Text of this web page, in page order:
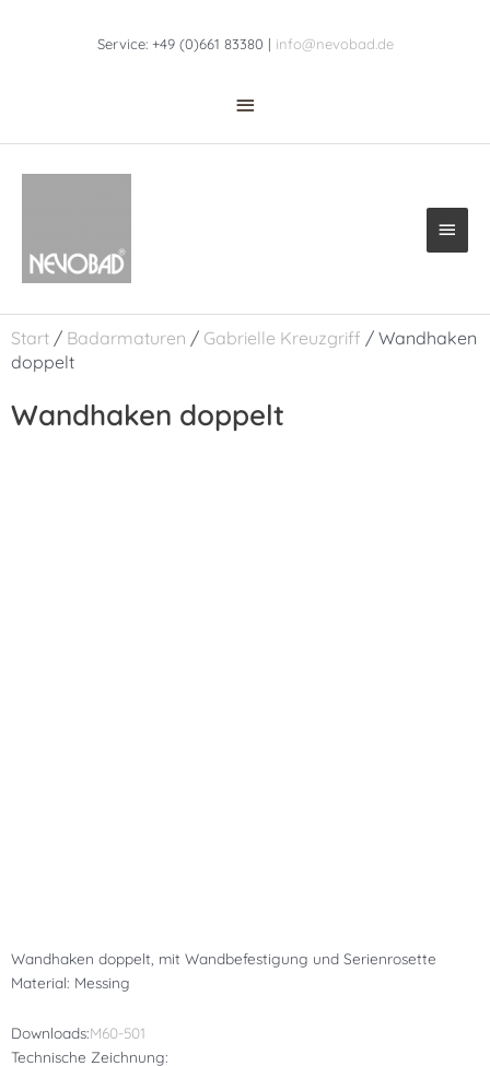
Service: +49 (0)661 83380 | info@nevobad.de
Header
Start / Badarmaturen / Gabrielle Kreuzgriff / Wandhaken
doppelt
Wandhaken doppelt
Wandhaken doppelt, mit Wandbefestigung und Serienrosette
Material: Messing
Downloads:M60-501
Technische Zeichnung: